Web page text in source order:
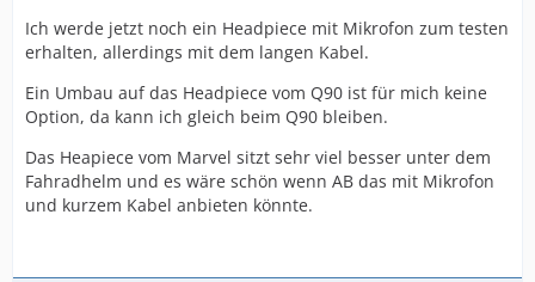
Ich werde jetzt noch ein Headpiece mit Mikrofon zum testen
erhalten, allerdings mit dem langen Kabel.
Ein Umbau auf das Headpiece vom Q90 ist für mich keine
Option, da kann ich gleich beim Q90 bleiben.
Das Heapiece vom Marvel sitzt sehr viel besser unter dem
Fahradhelm und es wäre schön wenn AB das mit Mikrofon
und kurzem Kabel anbieten könnte.